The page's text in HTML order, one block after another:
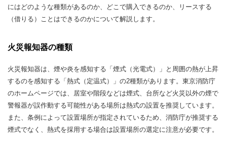
にはどのような種類があるのか、どこで購入できるのか、リースする
（借りる）ことはできるのかについて解説します。
火災報知器の種類
火災報知器は、煙や炎を感知する「煙式（光電式）」と周囲の熱が上昇
するのを感知する「熱式（定温式）」の2種類があります。東京消防庁
のホームページでは、居室や階段などは煙式、台所など火災以外の煙で
警報器が誤作動する可能性がある場所は熱式の設置を推奨しています。
また、条例によって設置場所が指定されているため、消防庁が推奨する
煙式でなく、熱式を採用する場合は設置場所の選定に注意が必要です。